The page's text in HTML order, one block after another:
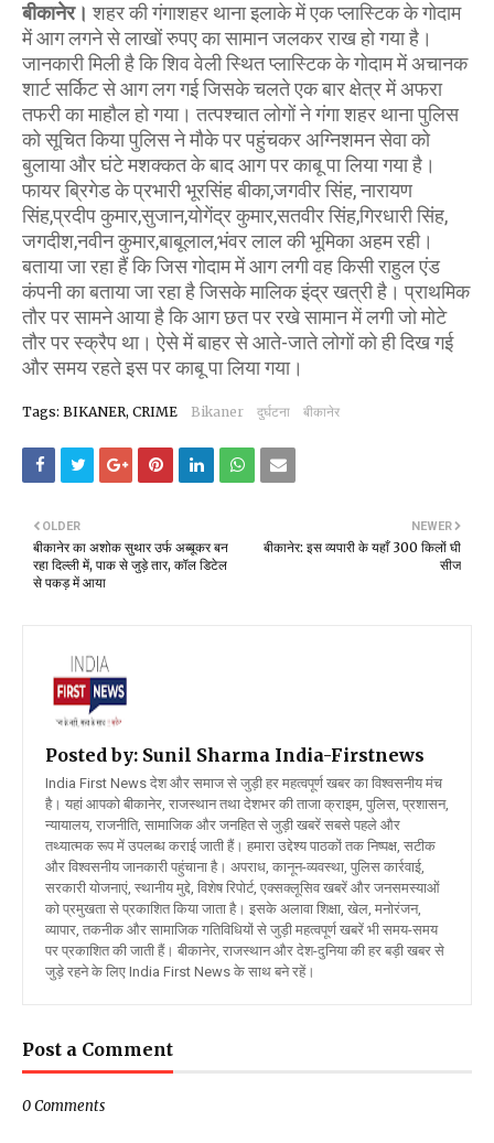
बीकानेर। शहर की गंगाशहर थाना इलाके में एक प्लास्टिक के गोदाम
में आग लगने से लाखों रुपए का सामान जलकर राख हो गया है।
जानकारी मिली है कि शिव वेली स्थित प्लास्टिक के गोदाम में अचानक
शार्ट सर्किट से आग लग गई जिसके चलते एक बार क्षेत्र में अफरा
तफरी का माहौल हो गया। तत्पश्चात लोगों ने गंगा शहर थाना पुलिस
को सूचित किया पुलिस ने मौके पर पहुंचकर अग्निशमन सेवा को
बुलाया और घंटे मशक्कत के बाद आग पर काबू पा लिया गया है।
फायर ब्रिगेड के प्रभारी भूरसिंह बीका,जगवीर सिंह, नारायण
सिंह,प्रदीप कुमार,सुजान,योगेंद्र कुमार,सतवीर सिंह,गिरधारी सिंह,
जगदीश,नवीन कुमार,बाबूलाल,भंवर लाल की भूमिका अहम रही।
बताया जा रहा हैं कि जिस गोदाम में आग लगी वह किसी राहुल एंड
कंपनी का बताया जा रहा है जिसके मालिक इंद्र खत्री है। प्राथमिक
तौर पर सामने आया है कि आग छत पर रखे सामान में लगी जो मोटे
तौर पर स्क्रैप था। ऐसे में बाहर से आते-जाते लोगों को ही दिख गई
और समय रहते इस पर काबू पा लिया गया।
Tags: BIKANER, CRIME Bikaner दुर्घटना बीकानेर
NEWER
बीकानेर: इस व्यपारी के यहाँ 300 किलों घी
सीज
OLDER
बीकानेर का अशोक सुथार उर्फ अब्बूकर बन
रहा दिल्ली में, पाक से जुड़े तार, कॉल डिटेल
से पकड़ में आया
Posted by: Sunil Sharma India-Firstnews
India First News देश और समाज से जुड़ी हर महत्वपूर्ण खबर का विश्वसनीय मंच
है। यहां आपको बीकानेर, राजस्थान तथा देशभर की ताजा क्राइम, पुलिस, प्रशासन,
न्यायालय, राजनीति, सामाजिक और जनहित से जुड़ी खबरें सबसे पहले और
तथ्यात्मक रूप में उपलब्ध कराई जाती हैं। हमारा उद्देश्य पाठकों तक निष्पक्ष, सटीक
और विश्वसनीय जानकारी पहुंचाना है। अपराध, कानून-व्यवस्था, पुलिस कार्रवाई,
सरकारी योजनाएं, स्थानीय मुद्दे, विशेष रिपोर्ट, एक्सक्लूसिव खबरें और जनसमस्याओं
को प्रमुखता से प्रकाशित किया जाता है। इसके अलावा शिक्षा, खेल, मनोरंजन,
व्यापार, तकनीक और सामाजिक गतिविधियों से जुड़ी महत्वपूर्ण खबरें भी समय-समय
पर प्रकाशित की जाती हैं। बीकानेर, राजस्थान और देश-दुनिया की हर बड़ी खबर से
जुड़े रहने के लिए India First News के साथ बने रहें।
Post a Comment
0 Comments